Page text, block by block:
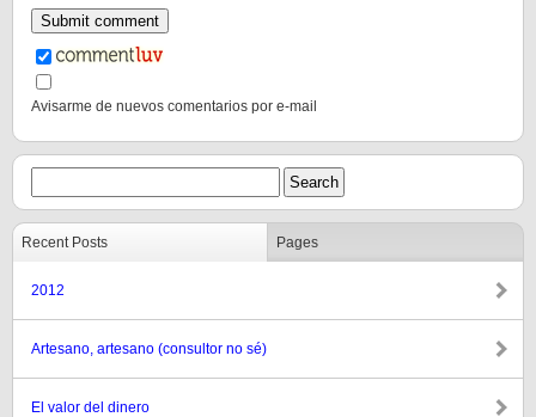
Avisarme de nuevos comentarios por e-mail
Recent Posts Pages
2012
Artesano, artesano (consultor no sé)
El valor del dinero